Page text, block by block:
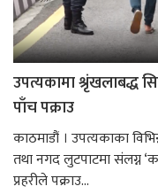
उपत्यकामा श्रृंखलाबद्ध
पाँच पक्राउ
काठमाडौं । उपत्यकाका
तथा नगद लुटपाटमा संलग्न
प्रहरीले पक्राउ...